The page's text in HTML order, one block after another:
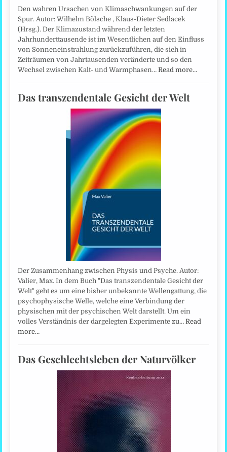
Den wahren Ursachen von Klimaschwankungen auf der
Spur. Autor: Wilhelm Bölsche , Klaus-Dieter Sedlacek
(Hrsg.). Der Klimazustand während der letzten
Jahrhunderttausende ist im Wesentlichen auf den Einfluss
von Sonneneinstrahlung zurückzuführen, die sich in
Zeiträumen von Jahrtausenden veränderte und so den
Wechsel zwischen Kalt- und Warmphasen…Read more…
Das transzendentale Gesicht der Welt
Der Zusammenhang zwischen Physis und Psyche. Autor:
Valier, Max. In dem Buch "Das transzendentale Gesicht der
Welt" geht es um eine bisher unbekannte Wellengattung, die
psychophysische Welle, welche eine Verbindung der
physischen mit der psychischen Welt darstellt. Um ein
volles Verständnis der dargelegten Experimente zu…Read
more…
Das Geschlechtsleben der Naturvölker